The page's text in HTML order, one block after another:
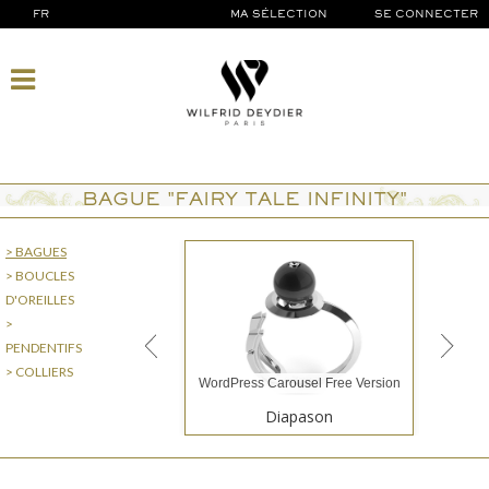
FR MA SÉLECTION SE CONNECTER
BAGUE "FAIRY TALE INFINITY"
> BAGUES
> BOUCLES
D'OREILLES
>
PENDENTIFS
> COLLIERS
WordPress Carousel Free Version
Diapason